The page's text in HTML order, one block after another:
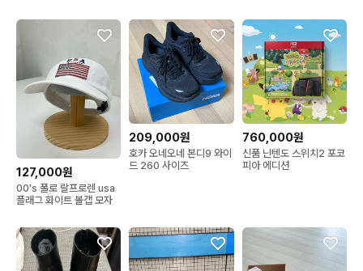
127,000원
00's 폴로 랄프로렌 usa
플래그 화이트 볼캡 모자
209,000원
호카 오네오네 본디9 와이
드 260 사이즈
760,000원
신품 닌텐도 스위치2 포코
피아 에디션